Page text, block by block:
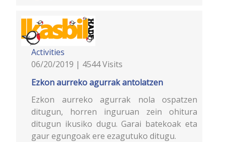
Activities
06/20/2019 | 4544 Visits
Ezkon aurreko agurrak antolatzen
Ezkon aurreko agurrak nola ospatzen
ditugun, horren inguruan zein ohitura
ditugun ikusiko dugu. Garai batekoak eta
gaur egungoak ere ezagutuko ditugu.